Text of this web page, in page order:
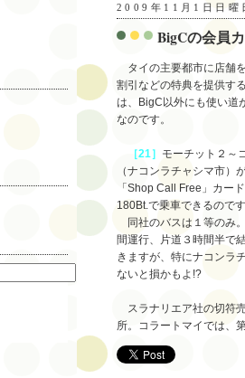
2009年11月1日日曜
BigCの会員
タイの主要都市に店舗
割引などの特典を提供す
は、BigC以外にも使い道
なのです。
［21］ モーチット２～
（ナコンラチャシマ市）
「Shop Call Free」カー
180Bt.で乗車できるのです
同社のバスは１等のみ
間運行、片道３時間半で
きますが、特にナコンラ
ないと損かもよ!?
スラナリエア社の切符
所。コラートマイでは、